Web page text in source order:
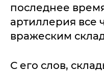
последнее
артиллерия все
вражеским
С его слов,